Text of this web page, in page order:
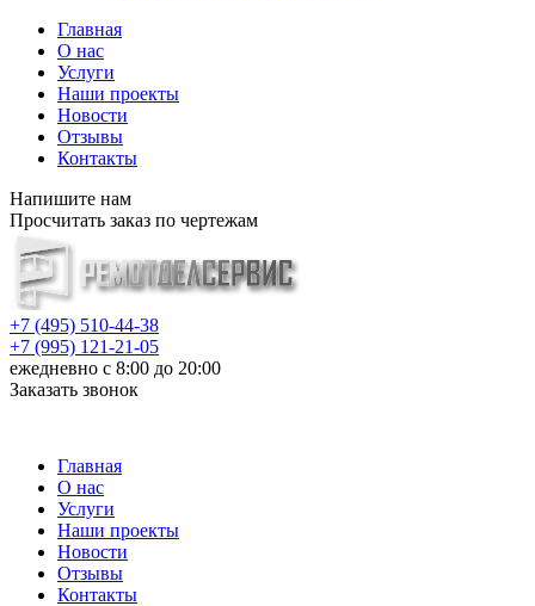
Главная
О нас
Услуги
Наши проекты
Новости
Отзывы
Контакты
Напишите нам
Просчитать заказ по чертежам
+7 (495) 510-44-38
+7 (995) 121-21-05
ежедневно с 8:00 до 20:00
Заказать звонок
Главная
О нас
Услуги
Наши проекты
Новости
Отзывы
Контакты